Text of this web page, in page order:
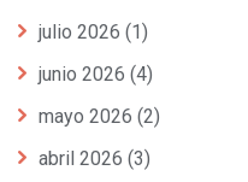
julio 2026 (1)
junio 2026 (4)
mayo 2026 (2)
abril 2026 (3)